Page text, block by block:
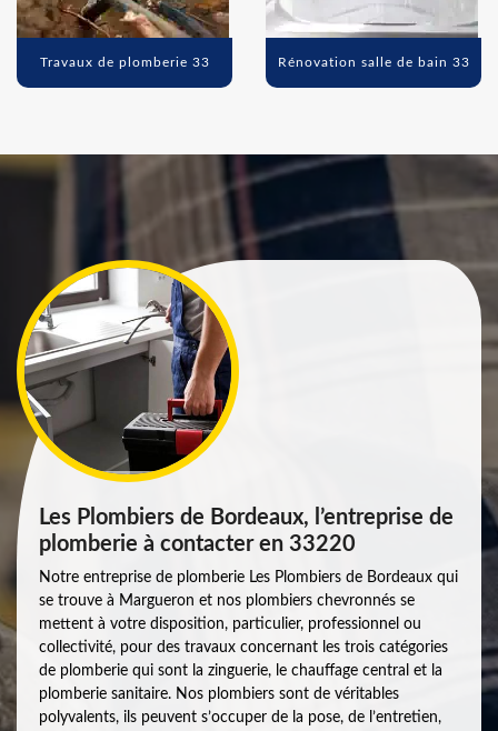
Travaux de plomberie 33 Rénovation salle de bain 33
Les Plombiers de Bordeaux, l’entreprise de
plomberie à contacter en 33220
Notre entreprise de plomberie Les Plombiers de Bordeaux qui
se trouve à Margueron et nos plombiers chevronnés se
mettent à votre disposition, particulier, professionnel ou
collectivité, pour des travaux concernant les trois catégories
de plomberie qui sont la zinguerie, le chauffage central et la
plomberie sanitaire. Nos plombiers sont de véritables
polyvalents, ils peuvent s’occuper de la pose, de l’entretien,